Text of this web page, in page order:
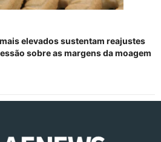
elevados sustentam reajustes
sobre as margens da moagem